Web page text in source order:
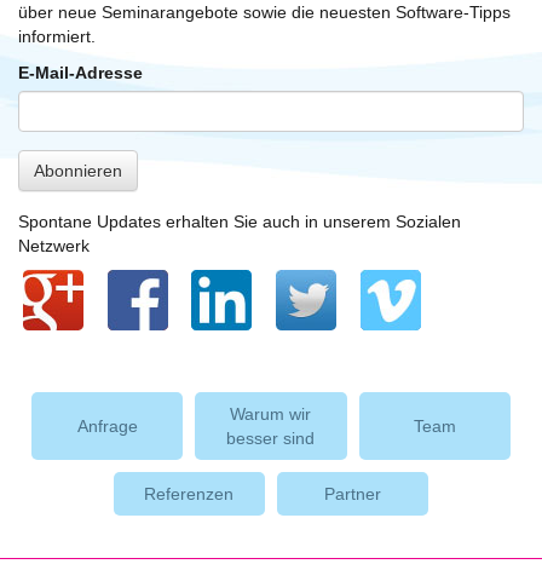
über neue Seminarangebote sowie die neuesten Software-Tipps
informiert.
E-Mail-Adresse
Abonnieren
Spontane Updates erhalten Sie auch in unserem Sozialen
Netzwerk
Anfrage
Warum wir
besser sind
Team
Referenzen Partner